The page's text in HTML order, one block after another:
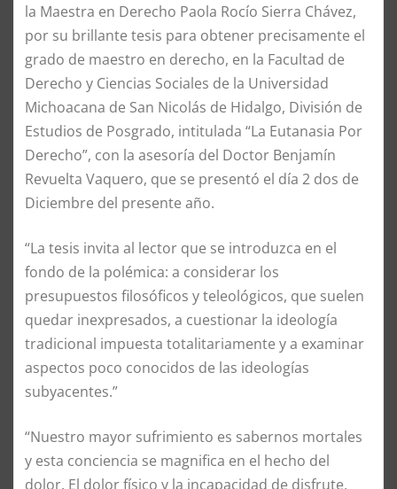
la Maestra en Derecho Paola Rocío Sierra Chávez,
por su brillante tesis para obtener precisamente el
grado de maestro en derecho, en la Facultad de
Derecho y Ciencias Sociales de la Universidad
Michoacana de San Nicolás de Hidalgo, División de
Estudios de Posgrado, intitulada “La Eutanasia Por
Derecho”, con la asesoría del Doctor Benjamín
Revuelta Vaquero, que se presentó el día 2 dos de
Diciembre del presente año.
“La tesis invita al lector que se introduzca en el
fondo de la polémica: a considerar los
presupuestos filosóficos y teleológicos, que suelen
quedar inexpresados, a cuestionar la ideología
tradicional impuesta totalitariamente y a examinar
aspectos poco conocidos de las ideologías
subyacentes.”
“Nuestro mayor sufrimiento es sabernos mortales
y esta conciencia se magnifica en el hecho del
dolor. El dolor físico y la incapacidad de disfrute,